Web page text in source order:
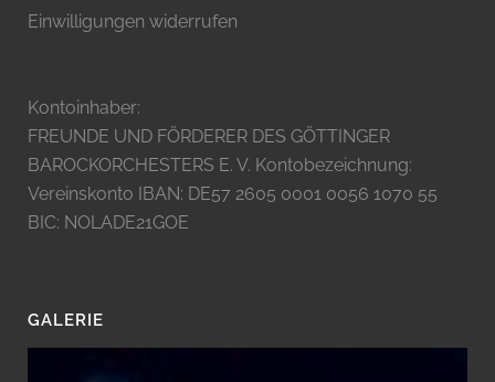
Einwilligungen widerrufen
Kontoinhaber:
FREUNDE UND FÖRDERER DES GÖTTINGER
BAROCKORCHESTERS E. V. Kontobezeichnung:
Vereinskonto IBAN: DE57 2605 0001 0056 1070 55
BIC: NOLADE21GOE
GALERIE